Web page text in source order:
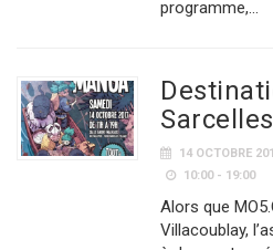
programme,…
Sarcelles
14 OCTOBRE
10:00 - 19:00
Alors que
Villacoublay,